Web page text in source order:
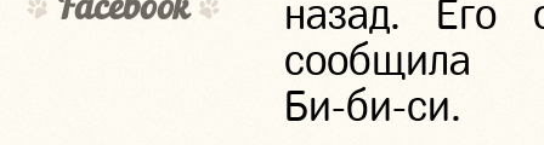
Facebook
назад. Его
сообщила
Би-би-си.